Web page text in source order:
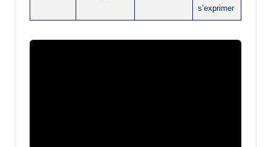
s’exprimer